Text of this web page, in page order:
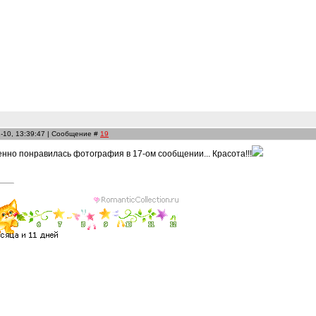
10, 13:39:47 | Сообщение # 19
понравилась фотография в 17-ом сообщении... Красота!!!